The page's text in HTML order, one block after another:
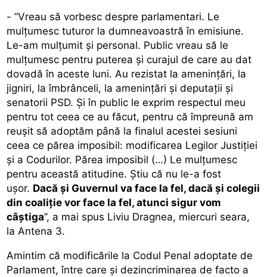
- ”Vreau să vorbesc despre parlamentari. Le
mulțumesc tuturor la dumneavoastră în emisiune.
Le-am mulțumit și personal. Public vreau să le
mulțumesc pentru puterea și curajul de care au dat
dovadă în aceste luni. Au rezistat la amenințări, la
jigniri, la îmbrânceli, la amenințări și deputații și
senatorii PSD. Și în public le exprim respectul meu
pentru tot ceea ce au făcut, pentru că împreună am
reușit să adoptăm până la finalul acestei sesiuni
ceea ce părea imposibil: modificarea Legilor Justiției
și a Codurilor. Părea imposibil (…) Le mulțumesc
pentru această atitudine. Știu că nu le-a fost
ușor. Dacă și Guvernul va face la fel, dacă și colegii
din coaliție vor face la fel, atunci sigur vom
câștiga”, a mai spus Liviu Dragnea, miercuri seara,
la Antena 3.
Amintim că modificările la Codul Penal adoptate de
Parlament, între care și dezincriminarea de facto a